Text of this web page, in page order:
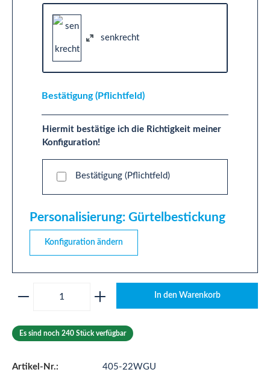
senkrecht
Bestätigung (Pflichtfeld)
Hiermit bestätige ich die Richtigkeit meiner
Konfiguration!
Bestätigung (Pflichtfeld)
Personalisierung: Gürtelbestickung
Konfiguration ändern
Produkt Anzahl: Gib den gewünschten
In den Warenkorb
Es sind noch 240 Stück verfügbar
Artikel-Nr.: 405-22WGU